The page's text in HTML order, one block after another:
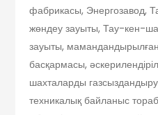
фабрикасы, Энергозавод,
жөндеу зауыты, Тау-кен-
зауыты,
басқармасы,
шахталарды газсыздандыру
техникалық байланыс